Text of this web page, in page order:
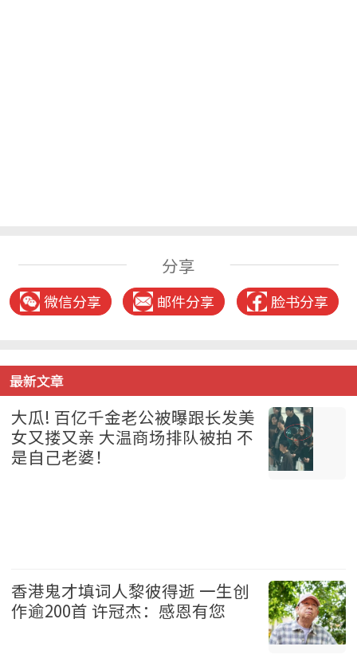
分享
微信分享 邮件分享 脸书分享
最新文章
大瓜! 百亿千金老公被曝跟长发美
女又搂又亲 大温商场排队被拍 不
是自己老婆！
香港鬼才填词人黎彼得逝 一生创
作逾200首 许冠杰：感恩有您